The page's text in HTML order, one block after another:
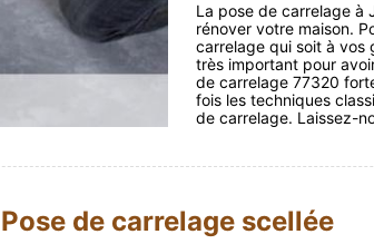
La pose de carrelage à
rénover votre maison.
carrelage qui soit à vos
très important pour
de carrelage 77320
fois les techniques
de carrelage. Laissez-
Pose de carrelage scellée